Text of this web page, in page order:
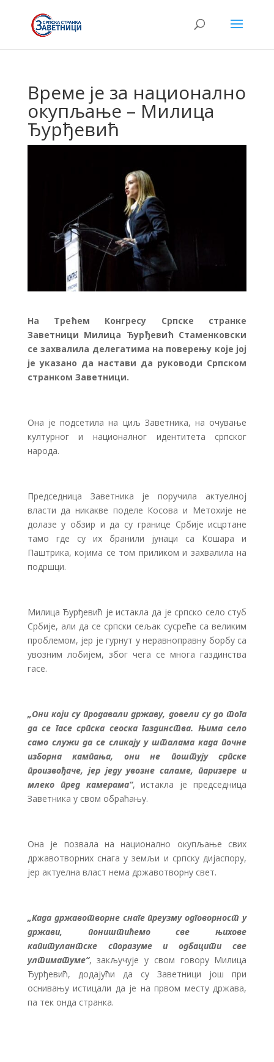
Време је за национално
окупљање – Милица
Ђурђевић
На Трећем Конгресу Српске странке
Заветници Милица Ђурђевић Стаменковски
се захвалила делегатима на поверењу које јој
је указано да настави да руководи Српском
странком Заветници.
Она је подсетила на циљ Заветника, на очување
културног и националног идентитета српског
народа.
Председница Заветника је поручила актуелној
власти да никакве поделе Косова и Метохије не
долазе у обзир и да су границе Србије исцртане
тамо где су их бранили јунаци са Кошара и
Паштрика, којима се том приликом и захвалила на
подршци.
Милица Ђурђевић је истакла да је српско село стуб
Србије, али да се српски сељак сусреће са великим
проблемом, јер је гурнут у неравноправну борбу са
увозним лобијем, због чега се многа газдинства
гасе.
„Они који су продавали државу, довели су до тога
да се гасе српска сеоска газдинства. Њима село
само служи да се сликају у шталама када почне
изборна кампања, они не поштују српске
произвођаче, јер једу увозне саламе, паризере и
млеко пред камерама“, истакла је председница
Заветника у свом обраћању.
Она је позвала на национално окупљање свих
државотворних снага у земљи и српску дијаспору,
јер актуелна власт нема државотворну свет.
„Када државотворне снаге преузму одговорност у
држави, поништићемо све њихове
капитулантске споразуме и одбацити све
ултиматуме“, закључује у свом говору Милица
Ђурђевић, додајући да су Заветници још при
оснивању истицали да је на првом месту држава,
па тек онда странка.